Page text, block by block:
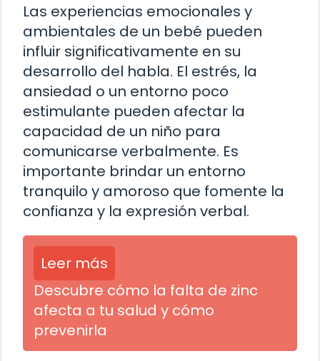
Las experiencias emocionales y
ambientales de un bebé pueden
influir significativamente en su
desarrollo del habla. El estrés, la
ansiedad o un entorno poco
estimulante pueden afectar la
capacidad de un niño para
comunicarse verbalmente. Es
importante brindar un entorno
tranquilo y amoroso que fomente la
confianza y la expresión verbal.
Leer más
Descubre cómo la falta de zinc
afecta a tu salud y cómo
prevenirla